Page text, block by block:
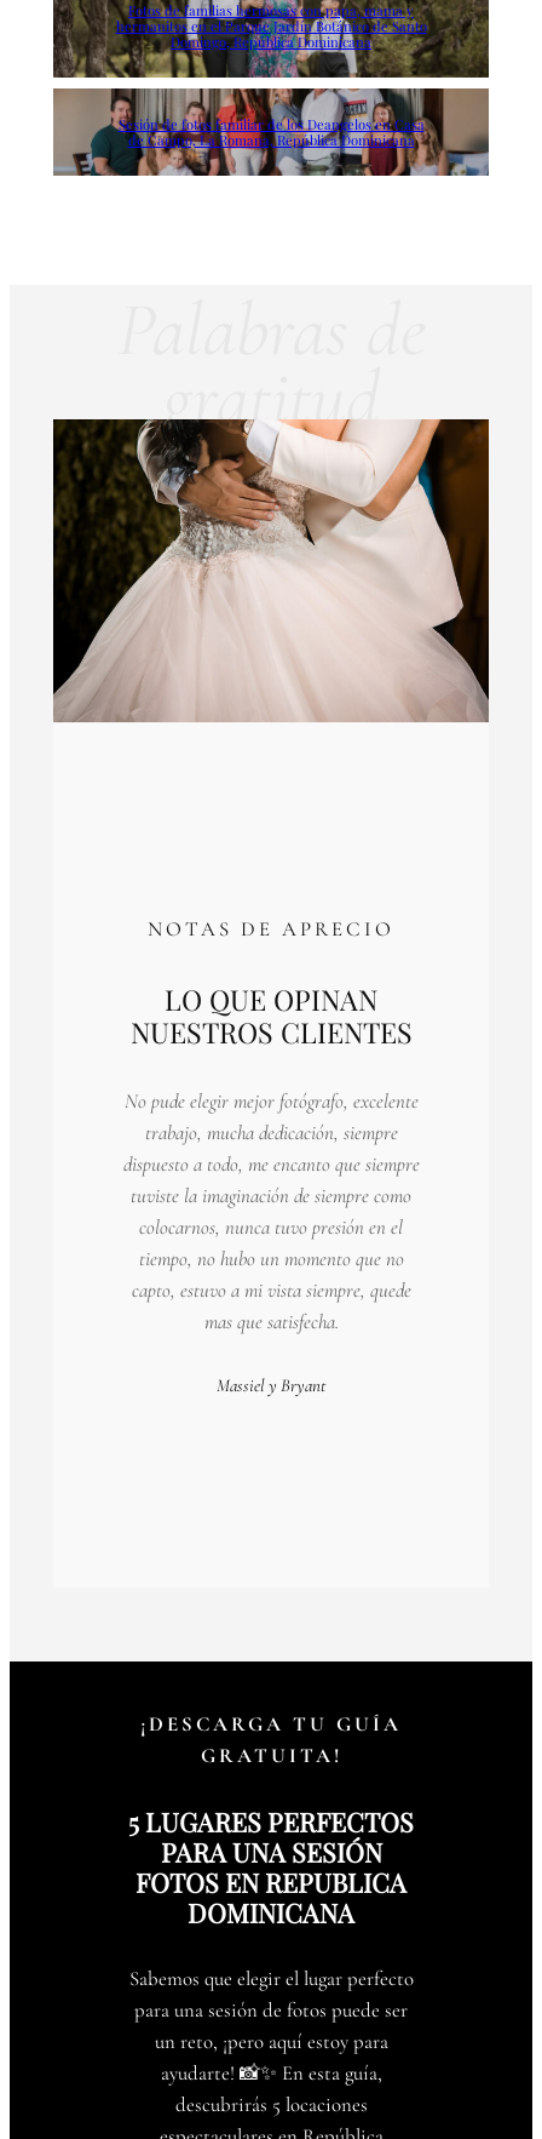
Fotos de familias hermosas con papa, mama y
hermanitos en el Parque Jardín Botánico de Santo
Domingo, República Dominicana
Sesión de fotos familiar de los Deangelos en Casa
de Campo, La Romana, República Dominicana
gratitud
NOTAS DE APRECIO
LO QUE OPINAN
NUESTROS CLIENTES
No pude elegir mejor fotógrafo, excelente
trabajo, mucha dedicación, siempre
dispuesto a todo, me encanto que siempre
tuviste la imaginación de siempre como
colocarnos, nunca tuvo presión en el
tiempo, no hubo un momento que no
capto, estuvo a mi vista siempre, quede
mas que satisfecha.
Massiel y Bryant
¡DESCARGA TU GUÍA
GRATUITA!
5 LUGARES PERFECTOS
PARA UNA SESIÓN
FOTOS EN REPUBLICA
DOMINICANA
Sabemos que elegir el lugar perfecto
para una sesión de fotos puede ser
un reto, ¡pero aquí estoy para
ayudarte! 📸✨ En esta guía,
descubrirás 5 locaciones